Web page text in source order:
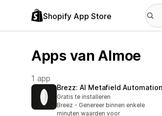
Shopify App Store
Apps van Almoe
1 app
Brezz: AI Metafield Automation
Gratis te installeren
Breez - Genereer binnen enkele
minuten waarden voor